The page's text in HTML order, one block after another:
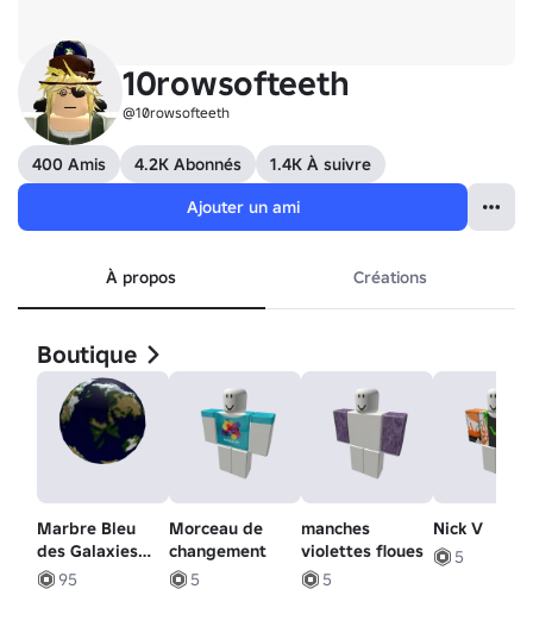
10rowsofteeth
@10rowsofteeth
400 Amis 4.2K Abonnés
1.4K À suivre
Ajouter un ami
À propos Créations
Boutique
Marbre Bleu
des Galaxies
Étrangères
95
Morceau de
changement
5
manches
violettes floues
5
Nick V
5